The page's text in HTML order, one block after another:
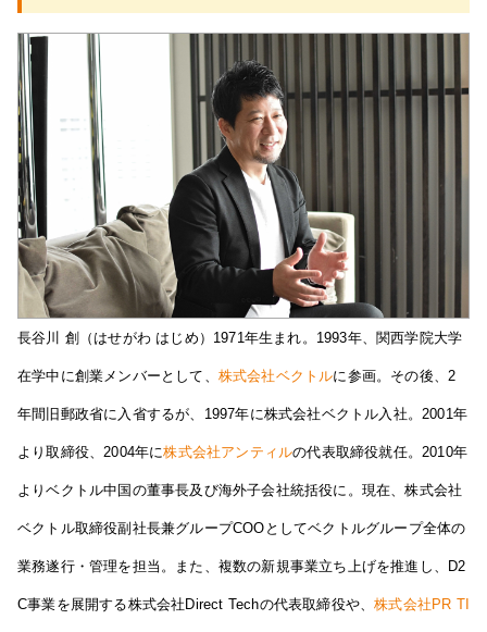
長谷川 創（はせがわ はじめ）1971年生まれ。1993年、関西学院大学
在学中に創業メンバーとして、 株式会社ベクトルに参画。その後、2
年間旧郵政省に入省するが、1997年に株式会社ベクトル入社。2001年
より取締役、2004年に株式会社アンティルの代表取締役就任。2010年
よりベクトル中国の董事長及び海外子会社統括役に。現在、株式会社
ベクトル取締役副社長兼グループCOOとしてベクトルグループ全体の
業務遂行・管理を担当。また、複数の新規事業立ち上げを推進し、D2
C事業を展開する株式会社Direct Techの代表取締役や、株式会社PR TI